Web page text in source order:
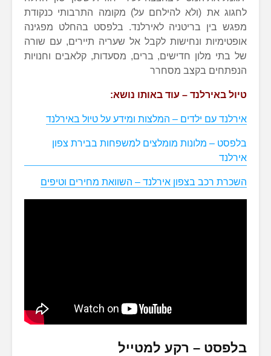
לחגוג את (ולא להילחם על) מקומה התרבותי כנקודת
מפגש בין בריטניה לאירלנד. בלפסט בהחלט מפגינה
אופטימיות ונחישות לקבל אל שעריה תיירים, עם שורה
של בתי מלון חדישים, ברים, מסעדות, קלאבים וחנויות
הנפתחים בקצב מסחרר
טיול באירלנד – עוד באותו נושא:
אירלנד עם ילדים – המלצות ומידע על טיול באירלנד
בלפסט – מלונות מומלצים למשפחות בבירת צפון
אירלנד
השכרת רכב בצפון אירלנד – השוואת מחירים וטיפים
בלפסט – רקע למטייל